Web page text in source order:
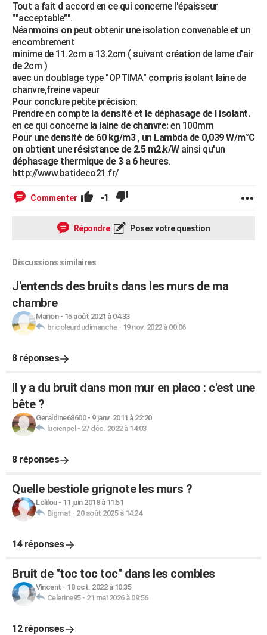
Tout a fait d accord en ce qui concerne l'épaisseur
""acceptable"".
Néanmoins on peut obtenir une isolation convenable et un
encombrement
minime de 11.2cm a 13.2cm ( suivant création de lame d'air
de 2cm )
avec un doublage type "OPTIMA" compris isolant laine de
chanvre,freine vapeur
Pour conclure petite précision:
Prendre en comptela densité et le déphasage de l isolant.
en ce qui concerne la laine de chanvre:en 100mm
Pour une densité de 60 kg/m3 , un Lambda de 0,039 W/m°C
on obtient une résistance de 2.5 m2.k/Wainsi qu'un
déphasage thermique de 3 a 6 heures.
http://www.batideco21.fr/
Commenter -1
Répondre Posez votre question
Discussions similaires
J'entends des bruits dans les murs de ma
chambre
Marion- 15 août 2021 à 04:33
bricoleurdudimanche- 19 nov. 2022 à 00:06
8 réponses
Il y a du bruit dans mon mur en placo : c'est une
bête ?
Geraldine68600- 9 janv. 2011 à 22:20
lucienpel - 27 déc. 2022 à 14:03
8 réponses
Quelle bestiole grignote les murs ?
Lolilou- 11 juin 2018 à 11:51
Bigmat - 20 août 2025 à 14:24
14 réponses
Bruit de "toc toc toc" dans les combles
Vincent - 18 oct. 2022 à 10:35
Celerine95- 21 mai 2026 à 09:56
12 réponses